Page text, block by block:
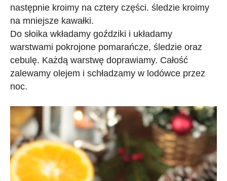
następnie kroimy na cztery części. śledzie kroimy
na mniejsze kawałki.
Do słoika wkładamy goździki i układamy
warstwami pokrojone pomarańcze, śledzie oraz
cebulę. Każdą warstwę doprawiamy. Całość
zalewamy olejem i schładzamy w lodówce przez
noc.